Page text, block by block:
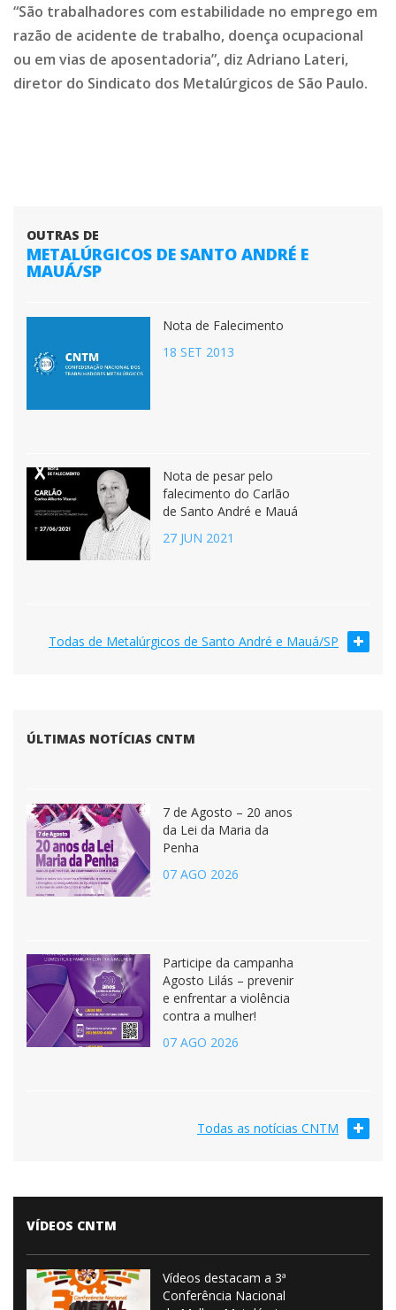
“São trabalhadores com estabilidade no emprego em
razão de acidente de trabalho, doença ocupacional
ou em vias de aposentadoria”, diz Adriano Lateri,
diretor do Sindicato dos Metalúrgicos de São Paulo.
OUTRAS DE
METALÚRGICOS DE SANTO ANDRÉ E
MAUÁ/SP
Nota de Falecimento
18 SET 2013
Nota de pesar pelo
falecimento do Carlão
de Santo André e Mauá
27 JUN 2021
Todas de Metalúrgicos de Santo André e Mauá/SP
ÚLTIMAS NOTÍCIAS CNTM
7 de Agosto – 20 anos
da Lei da Maria da
Penha
07 AGO 2026
Participe da campanha
Agosto Lilás – prevenir
e enfrentar a violência
contra a mulher!
07 AGO 2026
Todas as notícias CNTM
VÍDEOS CNTM
Vídeos destacam a 3ª
Conferência Nacional